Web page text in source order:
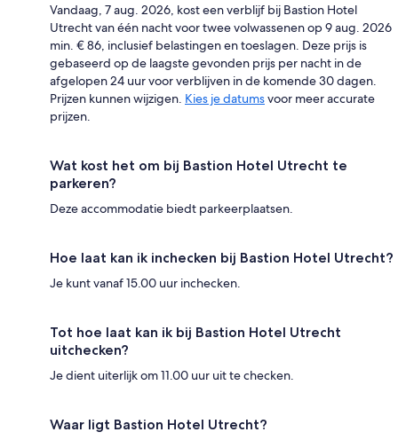
Vandaag, 7 aug. 2026, kost een verblijf bij Bastion Hotel
Utrecht van één nacht voor twee volwassenen op 9 aug. 2026
min. € 86, inclusief belastingen en toeslagen. Deze prijs is
gebaseerd op de laagste gevonden prijs per nacht in de
afgelopen 24 uur voor verblijven in de komende 30 dagen.
Prijzen kunnen wijzigen. Kies je datumsvoor meer accurate
prijzen.
Wat kost het om bij Bastion Hotel Utrecht te
parkeren?
Deze accommodatie biedt parkeerplaatsen.
Hoe laat kan ik inchecken bij Bastion Hotel Utrecht?
Je kunt vanaf 15.00 uur inchecken.
Tot hoe laat kan ik bij Bastion Hotel Utrecht
uitchecken?
Je dient uiterlijk om 11.00 uur uit te checken.
Waar ligt Bastion Hotel Utrecht?